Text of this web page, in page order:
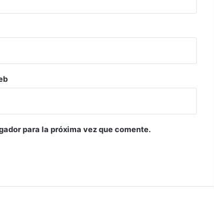
para la próxima vez que comente.